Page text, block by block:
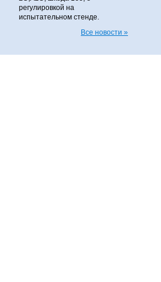
регулировкой на
испытательном стенде.
Все новости »